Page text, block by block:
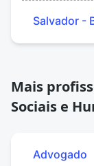
Salvador -
Mais
Sociais e
Advogado